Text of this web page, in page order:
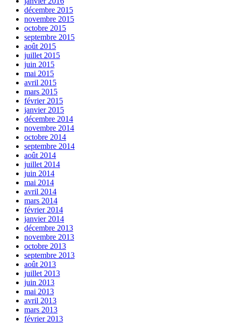
décembre 2015
novembre 2015
octobre 2015
septembre 2015
août 2015
juillet 2015
juin 2015
mai 2015
avril 2015
mars 2015
février 2015
janvier 2015
décembre 2014
novembre 2014
octobre 2014
septembre 2014
août 2014
juillet 2014
juin 2014
mai 2014
avril 2014
mars 2014
février 2014
janvier 2014
décembre 2013
novembre 2013
octobre 2013
septembre 2013
août 2013
juillet 2013
juin 2013
mai 2013
avril 2013
mars 2013
février 2013